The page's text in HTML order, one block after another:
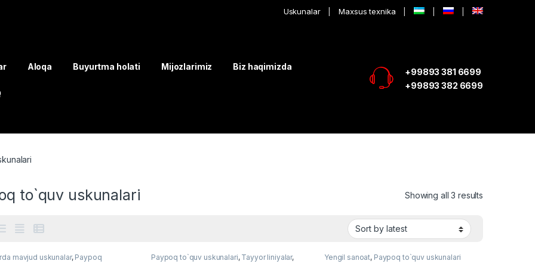
Uskunalar Maxsus texnika
Aloqa Buyurtma holati Mijozlarimiz Biz haqimizda
+99893 381 6699
+99893 382 6699
to`quv uskunalari Showing all 3 results
mavjud uskunalar, Paypoq
uskunalari
Yengil sanoat
Paypoq to`quv uskunalari, Tayyor liniyalar,
Yengil sanoat
Yengil sanoat, Paypoq to`quv uskunalari